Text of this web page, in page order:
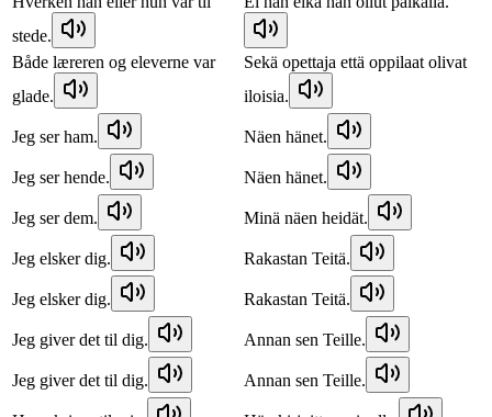
stede.
Både læreren og eleverne var
glade.
Sekä opettaja että oppilaat olivat
iloisia.
Jeg ser ham. Näen hänet.
Jeg ser hende. Näen hänet.
Jeg ser dem. Minä näen heidät.
Jeg elsker dig. Rakastan Teitä.
Jeg elsker dig. Rakastan Teitä.
Jeg giver det til dig. Annan sen Teille.
Jeg giver det til dig. Annan sen Teille.